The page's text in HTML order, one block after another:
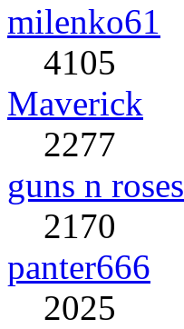
milenko61
4105
Maverick
2277
guns n roses
2170
panter666
2025